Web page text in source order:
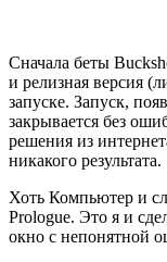
Сначала беты
и релизная версия
запуске. Запуск,
закрывается без
решения из
никакого результата.
Хоть Компьютер и
Prologue. Это я и
окно с непонятной